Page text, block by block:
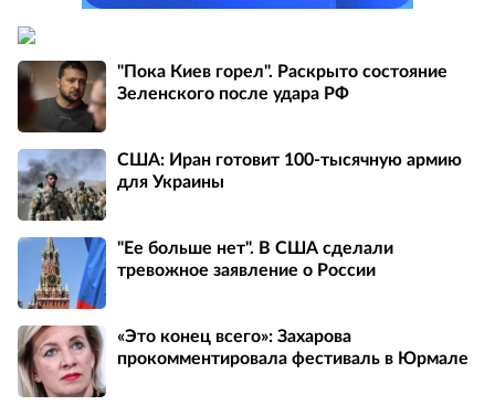
"Пока Киев горел". Раскрыто состояние
Зеленского после удара РФ
США: Иран готовит 100-тысячную армию
для Украины
"Ее больше нет". В США сделали
тревожное заявление о России
«Это конец всего»: Захарова
прокомментировала фестиваль в Юрмале